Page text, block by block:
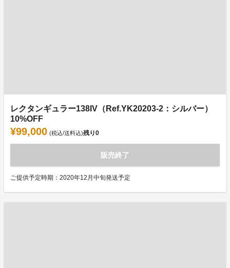
レクタンギュラー138IV（Ref.YK20203-2：シルバー）
10%OFF
¥99,000 (税込/送料込)残り0
販売終了
ご提供予定時期：2020年12月中旬発送予定